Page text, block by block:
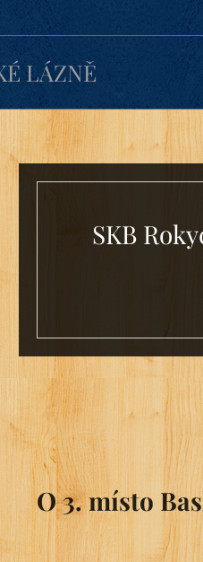
LÁZNĚ
SKB
O 3. místo